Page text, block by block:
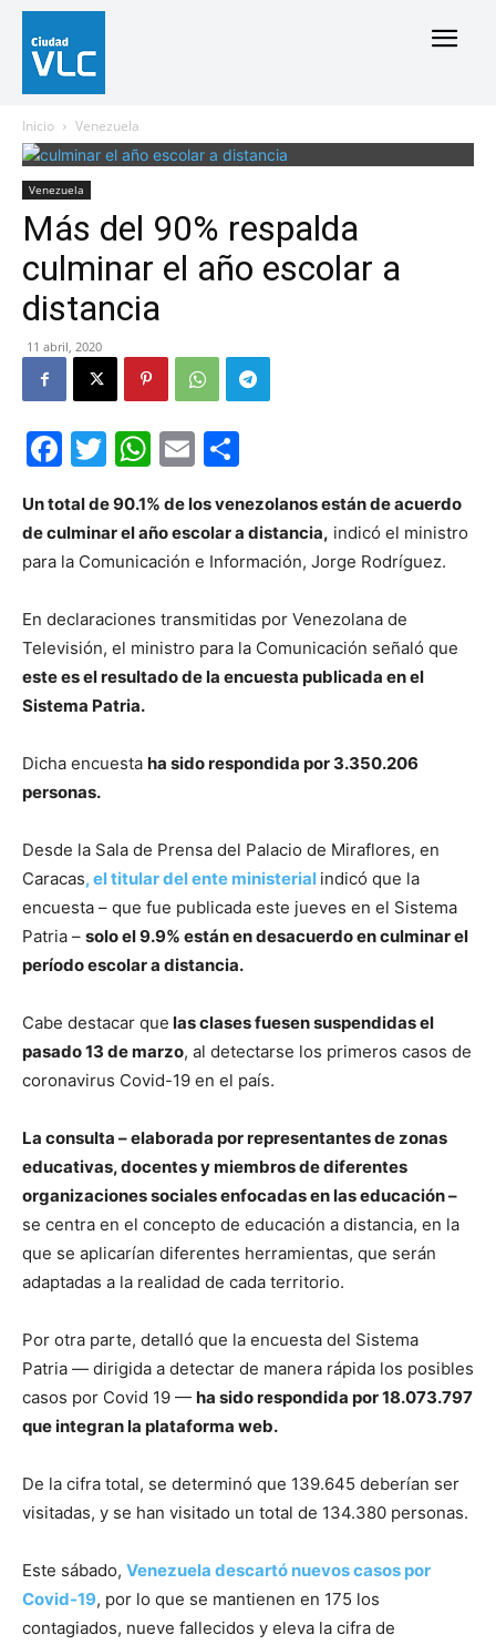
Inicio Venezuela
Venezuela
Más del 90% respalda
culminar el año escolar a
distancia
11 abril, 2020
Facebook
Twitter
WhatsApp
Email
Un total de 90.1% de los venezolanos están de acuerdo
de culminar el año escolar a distancia, indicó el ministro
para la Comunicación e Información, Jorge Rodríguez.
En declaraciones transmitidas por Venezolana de
Televisión, el ministro para la Comunicación señaló que
este es el resultado de la encuesta publicada en el
Sistema Patria.
Dicha encuesta ha sido respondida por 3.350.206
personas.
Desde la Sala de Prensa del Palacio de Miraflores, en
Caracas, el titular del ente ministerial indicó que la
encuesta – que fue publicada este jueves en el Sistema
Patria – solo el 9.9% están en desacuerdo en culminar el
período escolar a distancia.
Cabe destacar que las clases fuesen suspendidas el
pasado 13 de marzo, al detectarse los primeros casos de
coronavirus Covid-19 en el país.
La consulta – elaborada por representantes de zonas
educativas, docentes y miembros de diferentes
organizaciones sociales enfocadas en las educación –
se centra en el concepto de educación a distancia, en la
que se aplicarían diferentes herramientas, que serán
adaptadas a la realidad de cada territorio.
Por otra parte, detalló que la encuesta del Sistema
Patria — dirigida a detectar de manera rápida los posibles
casos por Covid 19 — ha sido respondida por 18.073.797
que integran la plataforma web.
De la cifra total, se determinó que 139.645 deberían ser
visitadas, y se han visitado un total de 134.380 personas.
Este sábado, Venezuela descartó nuevos casos por
Covid-19, por lo que se mantienen en 175 los
contagiados, nueve fallecidos y eleva la cifra de